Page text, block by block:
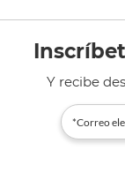
Y recibe